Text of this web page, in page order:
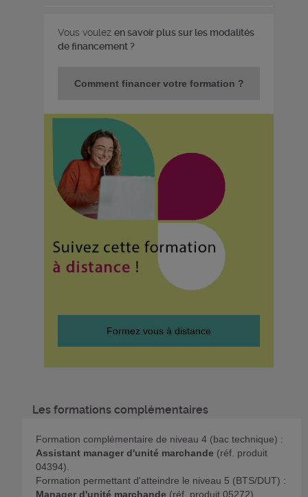
Vous voulez en savoir plus sur les modalités
de financement ?
Comment financer votre formation ?
Formez vous à distance
Les formations complémentaires
Formation complémentaire de niveau 4 (bac technique) :
Assistant manager d'unité marchande (réf. produit
04394).
Formation permettant d'atteindre le niveau 5 (BTS/DUT) :
Manager d'unité marchande (réf. produit 05272).